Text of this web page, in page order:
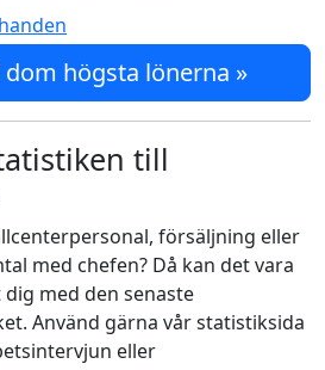
dom högsta lönerna »
till
försäljning eller
med chefen? Då kan det vara
med den senaste
Använd gärna vår statistiksida
eller